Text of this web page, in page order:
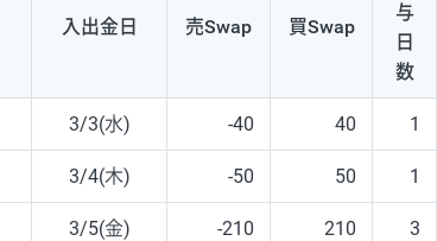
入出金日 売Swap 買Swap
与
日
数
3/3(水) -40 40 1
3/4(木) -50 50 1
3/5(金) -210 210 3